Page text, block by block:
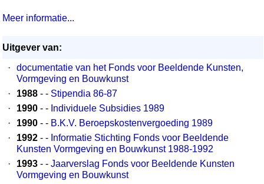
Meer informatie...
Uitgever van:
·
documentatie van het Fonds voor Beeldende Kunsten,
Vormgeving en Bouwkunst
·
1988 - - Stipendia 86-87
·
1990 - - Individuele Subsidies 1989
·
1990 - - B.K.V. Beroepskostenvergoeding 1989
·
1992 - - Informatie Stichting Fonds voor Beeldende
Kunsten Vormgeving en Bouwkunst 1988-1992
·
1993 - - Jaarverslag Fonds voor Beeldende Kunsten
Vormgeving en Bouwkunst